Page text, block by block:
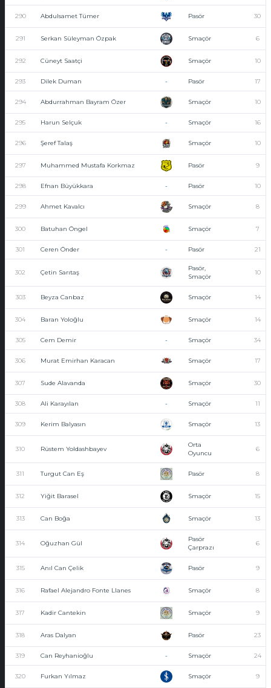
290 Abdulsamet Tümer Pasör 30
291 Serkan Süleyman Özpak Smaçör 6
292 Cüneyt Saatçi Smaçör 10
293 Dilek Duman - Pasör 17
294 Abdurrahman Bayram Özer Smaçör 10
295 Harun Selçuk - Smaçör 16
296 Şeref Talaş Smaçör 10
297 Muhammed Mustafa Korkmaz Pasör 9
298 Efnan Büyükkara - Pasör 10
299 Ahmet Kavalcı Smaçör 8
300 Batuhan Öngel Smaçör 7
301 Ceren Önder - Pasör 21
302 Çetin Sarıtaş
Pasör,
Smaçör
10
303 Beyza Canbaz Smaçör 14
304 Baran Yoloğlu Smaçör 14
305 Cem Demir - Smaçör 34
306 Murat Emirhan Karacan Smaçör 17
307 Sude Alavanda Smaçör 30
308 Ali Karayılan - Smaçör 11
309 Kerim Balyasın Smaçör 13
310 Rüstem Yoldashbayev
Orta
Oyuncu
6
311 Turgut Can Eş Pasör 8
312 Yiğit Barasel Smaçör 15
313 Can Boğa Smaçör 13
314 Oğuzhan Gül
Pasör
Çarprazı
6
315 Anıl Can Çelik Pasör 9
316 Rafael Alejandro Fonte Llanes Smaçör 8
317 Kadir Cantekin Smaçör 9
318 Aras Dalyan Pasör 23
319 Can Reyhanioğlu - Smaçör 24
320 Furkan Yılmaz Smaçör 9